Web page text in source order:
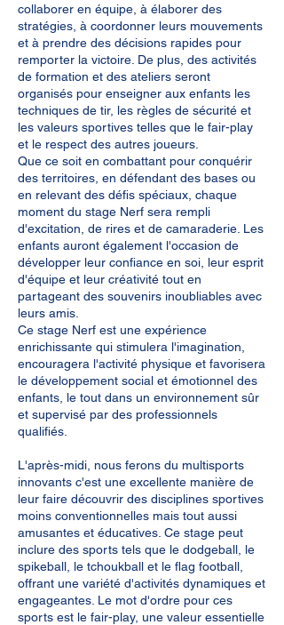
collaborer en équipe, à élaborer des
stratégies, à coordonner leurs mouvements
et à prendre des décisions rapides pour
remporter la victoire. De plus, des activités
de formation et des ateliers seront
organisés pour enseigner aux enfants les
techniques de tir, les règles de sécurité et
les valeurs sportives telles que le fair-play
et le respect des autres joueurs.
Que ce soit en combattant pour conquérir
des territoires, en défendant des bases ou
en relevant des défis spéciaux, chaque
moment du stage Nerf sera rempli
d'excitation, de rires et de camaraderie. Les
enfants auront également l'occasion de
développer leur confiance en soi, leur esprit
d'équipe et leur créativité tout en
partageant des souvenirs inoubliables avec
leurs amis.
Ce stage Nerf est une expérience
enrichissante qui stimulera l'imagination,
encouragera l'activité physique et favorisera
le développement social et émotionnel des
enfants, le tout dans un environnement sûr
et supervisé par des professionnels
qualifiés.
L'après-midi, nous ferons du multisports
innovants c'est une excellente manière de
leur faire découvrir des disciplines sportives
moins conventionnelles mais tout aussi
amusantes et éducatives. Ce stage peut
inclure des sports tels que le dodgeball, le
spikeball, le tchoukball et le flag football,
offrant une variété d'activités dynamiques et
engageantes. Le mot d'ordre pour ces
sports est le fair-play, une valeur essentielle